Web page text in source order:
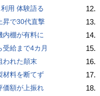
用 体験語る
昇で30代直撃
内棚が有料に
給まで4カ月
われた顛末
材料を断てず
価額が上振れ
12.
13.
14.
15.
16.
17.
18.